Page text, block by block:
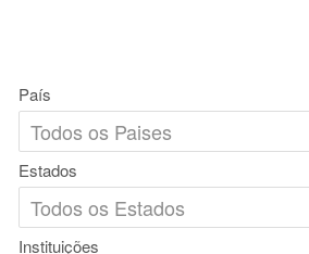
País
Estados
Instituições